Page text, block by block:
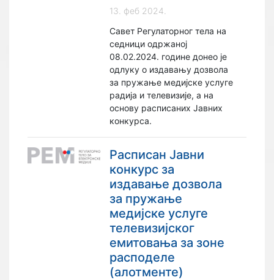
13. феб 2024.
Савет Регулаторног тела на
седници одржаној
08.02.2024. године донео је
одлуку о издавању дозвола
за пружање медијске услуге
радија и телевизије, а на
основу расписаних Јавних
конкурса.
Расписан Јавни
конкурс за
издавање дозвола
за пружање
медијске услуге
телевизијског
емитовања за зоне
расподеле
(алотменте)